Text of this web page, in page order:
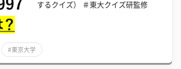
するクイズ） ＃東大クイズ研監修
#東京大学